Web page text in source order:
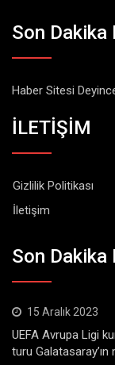
Son Dakika
Haber Sitesi
İLETİŞİM
Gizlilik Politikası
İletişim
Son Dakika
15 Aralık 2023
UEFA Avrupa Ligi
turu